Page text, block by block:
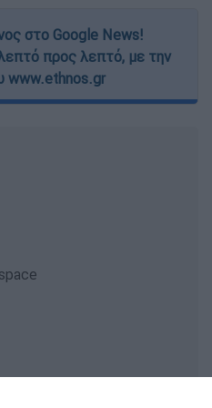
στο Google News!
προς λεπτό, με την
www.ethnos.gr